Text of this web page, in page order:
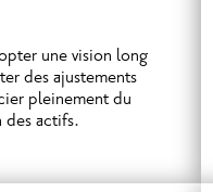
une vision long
des ajustements
pleinement du
actifs.